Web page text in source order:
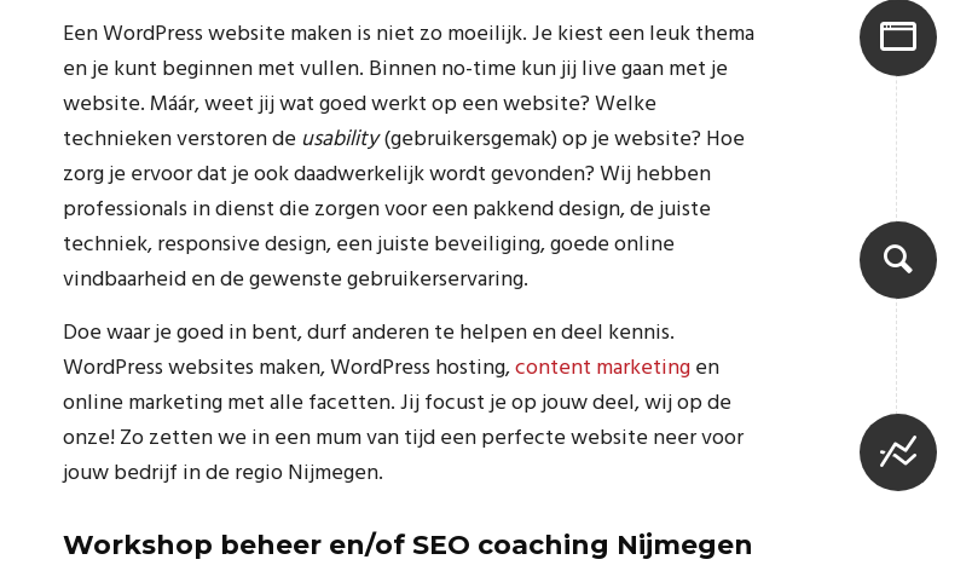
Een WordPress website maken is niet zo moeilijk. Je kiest een leuk thema
en je kunt beginnen met vullen. Binnen no-time kun jij live gaan met je
website. Máár, weet jij wat goed werkt op een website? Welke
technieken verstoren deusability(gebruikersgemak) op je website? Hoe
zorg je ervoor dat je ook daadwerkelijk wordt gevonden? Wij hebben
professionals in dienst die zorgen voor een pakkend design, de juiste
techniek, responsive design, een juiste beveiliging, goede online
vindbaarheid en de gewenste gebruikerservaring.
Doe waar je goed in bent, durf anderen te helpen en deel kennis.
WordPress websites maken, WordPress hosting,content marketingen
online marketing met alle facetten. Jij focust je op jouw deel, wij op de
onze! Zo zetten we in een mum van tijd een perfecte website neer voor
jouw bedrijf in de regio Nijmegen.
Workshop beheer en/of SEO coaching Nijmegen